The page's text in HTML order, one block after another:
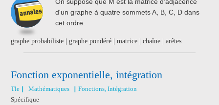
d'un graphe à quatre sommets A, B, C, D dans
cet ordre.
graphe probabiliste | graphe pondéré | matrice | chaîne | arêtes
Fonction exponentielle, intégration
Tle Mathématiques
Fonctions, Intégration
Spécifique